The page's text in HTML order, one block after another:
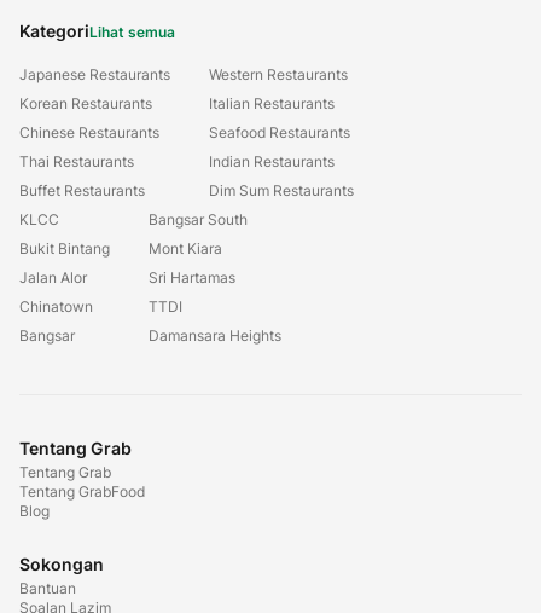
KategoriLihat semua
Japanese Restaurants
Korean Restaurants
Chinese Restaurants
Thai Restaurants
Buffet Restaurants
Western Restaurants
Italian Restaurants
Seafood Restaurants
Indian Restaurants
Dim Sum Restaurants
KLCC
Bukit Bintang
Jalan Alor
Chinatown
Bangsar
Bangsar South
Mont Kiara
Sri Hartamas
TTDI
Damansara Heights
Tentang Grab
Tentang Grab
Tentang GrabFood
Blog
Sokongan
Bantuan
Soalan Lazim